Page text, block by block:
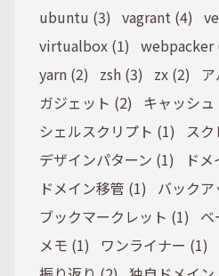
ubuntu (3) vagrant (4)
virtualbox (1) webpacker
yarn (2)
zsh (3) zx (2)
ガジェット (2)
キャッシュ
シェルスクリプト (1)
ス
デザインパターン (1)
ド
ドメイン移管 (1)
バック
ブックマークレット (1)
ベ
メモ (1)
ワンライナー (1)